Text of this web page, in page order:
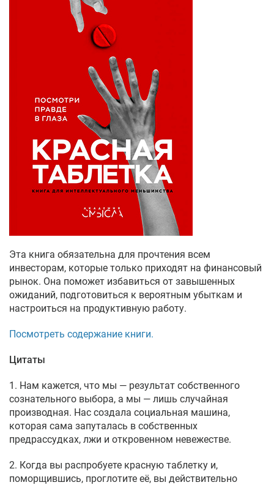
Эта книга обязательна для прочтения всем
инвесторам, которые только приходят на финансовый
рынок. Она поможет избавиться от завышенных
ожиданий, подготовиться к вероятным убыткам и
настроиться на продуктивную работу.
Посмотреть содержание книги.
Цитаты
1. Нам кажется, что мы — результат собственного
сознательного выбора, а мы — лишь случайная
производная. Нас создала социальная машина,
которая сама запуталась в собственных
предрассудках, лжи и откровенном невежестве.
2. Когда вы распробуете красную таблетку и,
поморщившись, проглотите её, вы действительно